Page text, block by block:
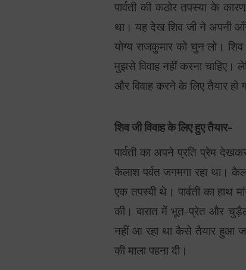
पार्वती की कठोर तपस्या के
था। यह देख शिव जी ने अपनी आँखे
योग्य राजकुमार को चुन लो।
मुझसे विवाह नहीं करना चाहिए।
और विवाह करने के लिए तैयार हो
शिव जी विवाह के लिए हुए तैयार-
पार्वती का अपने प्रति प्रेम
कैलाश पर्वत जगमगा रहा था।
एक तपस्वी थे। पार्वती का हाथ
की। बारात में भूत-प्रेत और
नहीं आ रहा था कैसे तैयार हुआ
की माला पहना दी।